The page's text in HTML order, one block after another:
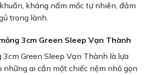
kháng nấm mốc tự nhiên, đảm
trong lành.
3cm Green Sleep Vạn Thành
3cm Green Sleep Vạn Thành là lựa
những ai cần một chiếc nệm nhỏ gọn